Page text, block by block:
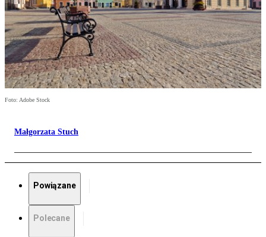
Foto: Adobe Stock
Małgorzata Stuch
Powiązane
Polecane